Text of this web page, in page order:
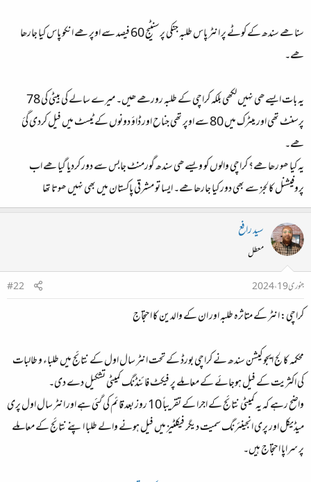
سنا ھے سندھ کے کوٹے پر انٹر پاس طلبہ جنکی پرسنٹیج 60 فیصد سے اوپر ھے انکو پاس کیا جارھا
ھے۔
یہ بات ایسے ھی نہیں لکھی بلکہ کراچی کے طلبہ رورھے ھیں۔ میرے سالے کی بیٹی کی 78
پرسنٹ تھی اور میٹرک میں 80 سے اوپر تھی جناح اور ڈاؤ دونوں کے ٹیسٹ میں فیل کردی گئ
ھے۔
یہ کیا ھو رھا ھے؟ کراچی والوں کو ویسے ھی سندھ گورمنٹ جابس سے دور کردیا گیا ھے اب
پروفیشنل کالجز سے بھی دور کیا جارھا ھے۔ ایسا تو مشرقی پاکستان میں بھی نہیں ھوتا تھا
سید رافع
معطل
جنوری 19، 2024
#22
کراچی: انٹر کے متاثرہ طلبہ اور ان کے والدین کا احتجاج
محکمہ کالج ایجوکیشن سندھ نے کراچی بورڈ کے تحت انٹر سال اول کے نتائج میں طلباء و طالبات
کی اکثریت کے فیل ہوجائے کے معاملے پر فیکٹ فائنڈنگ کمیٹی تشکیل دے دی۔
واضح رہے کہ یہ کمیٹی نتائج کے اجرا کے تقریباً 10 روز بعد قائم کی گئی ہے اور انٹر سال اول پری
میڈیکل اور پری انجینئرنگ سمیت دیگر فیکلٹیز میں فیل ہونے والے طلبا اپنے نتائج کے معاملے
پر سراپا احتجاج ہیں۔